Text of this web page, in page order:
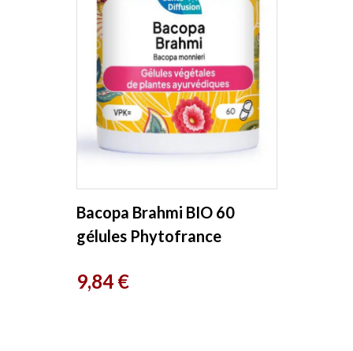
Bacopa Brahmi BIO 60
gélules Phytofrance
Prix
9,84 €